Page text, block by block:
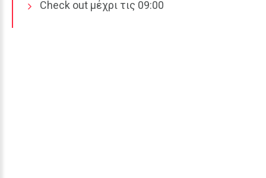
Check out μέχρι τις 09:00